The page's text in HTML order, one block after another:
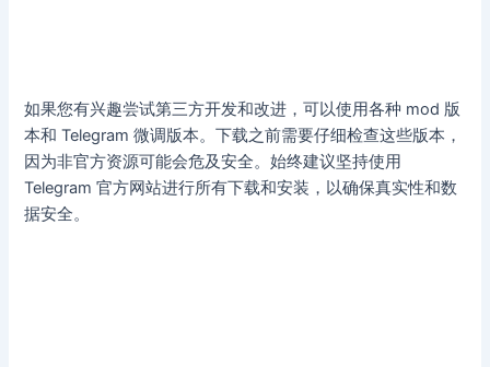
如果您有兴趣尝试第三方开发和改进，可以使用各种 mod 版
本和 Telegram 微调版本。下载之前需要仔细检查这些版本，
因为非官方资源可能会危及安全。始终建议坚持使用
Telegram 官方网站进行所有下载和安装，以确保真实性和数
据安全。